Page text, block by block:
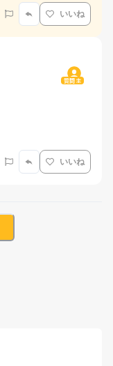
いいね
質問主
いいね